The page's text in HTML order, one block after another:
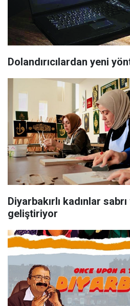
Dolandırıcılardan yeni
Diyarbakırlı kadınlar
geliştiriyor